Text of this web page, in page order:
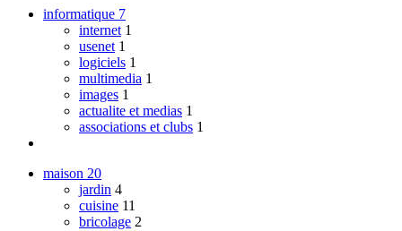
informatique 7
internet 1
usenet 1
logiciels 1
multimedia 1
images 1
actualite et medias 1
associations et clubs 1
maison 20
jardin 4
cuisine 11
bricolage 2